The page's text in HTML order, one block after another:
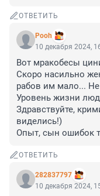
ОТВЕТИТЬ
Pooh
10 декабря 2024,
Вот мракобесы
Скоро насильно
рабов им мало...
Уровень жизни
Здравствуйте,
виделись!)
Опыт, сын ошибок
ОТВЕТИТЬ
282837797
10 декабря 2024,